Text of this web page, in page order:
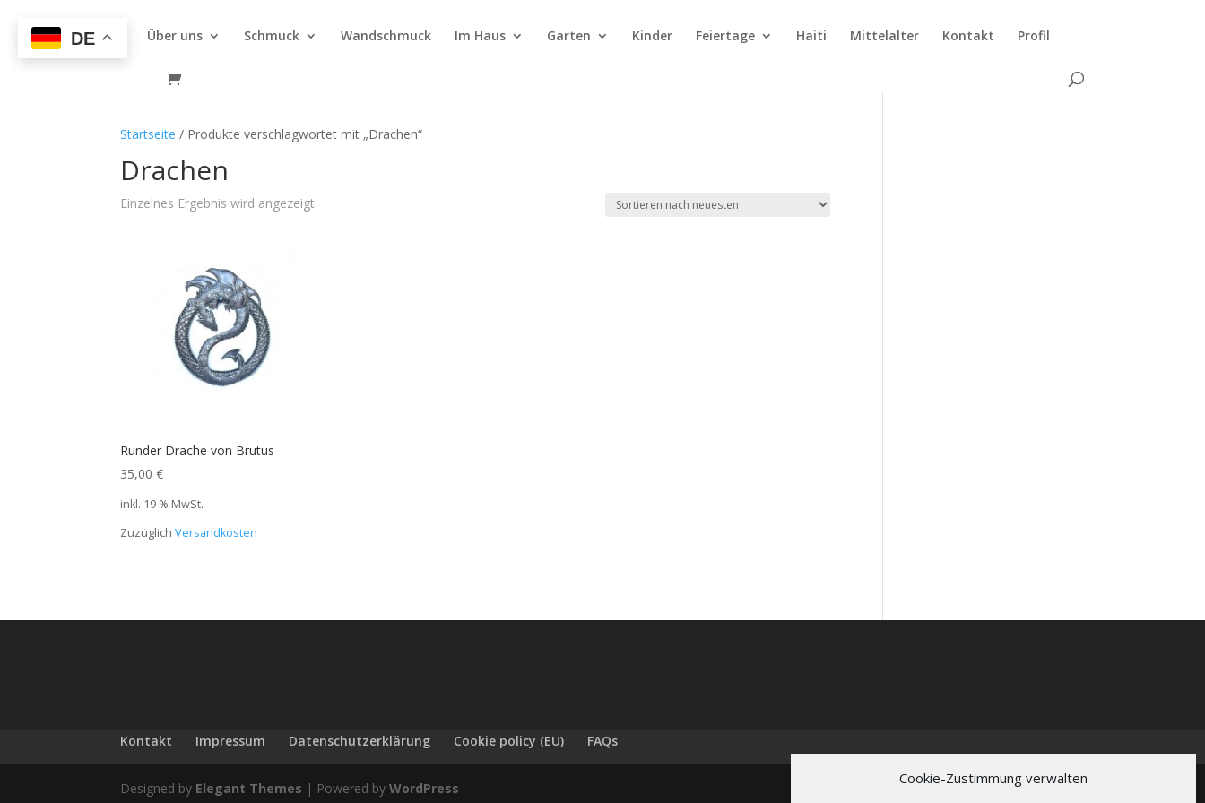
Cookie-Zustimmung verwalten
Über uns Schmuck Wandschmuck Im Haus Garten Kinder Feiertage Haiti Mittelalter Kontakt Profil
Startseite / Produkte verschlagwortet mit „Drachen“
Drachen
Einzelnes Ergebnis wird angezeigt
Runder Drache von Brutus
35,00€
inkl. 19 % MwSt.
ZuzüglichVersandkosten
Kontakt Impressum Datenschutzerklärung Cookie policy (EU) FAQs
Designed by Elegant Themes | Powered byWordPress
DE